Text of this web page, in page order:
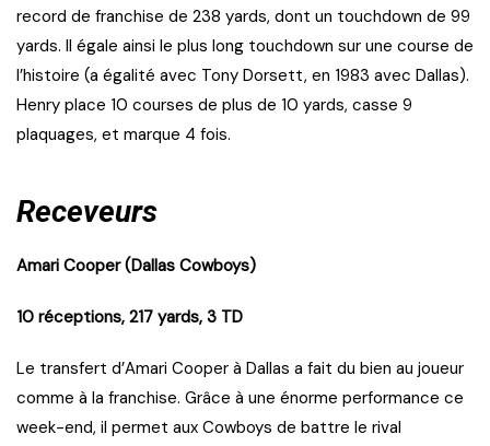
record de franchise de 238 yards, dont un touchdown de 99
yards. Il égale ainsi le plus long touchdown sur une course de
l’histoire (a égalité avec Tony Dorsett, en 1983 avec Dallas).
Henry place 10 courses de plus de 10 yards, casse 9
plaquages, et marque 4 fois.
Receveurs
Amari Cooper (Dallas Cowboys)
10 réceptions, 217 yards, 3 TD
Le transfert d’Amari Cooper à Dallas a fait du bien au joueur
comme à la franchise. Grâce à une énorme performance ce
week-end, il permet aux Cowboys de battre le rival